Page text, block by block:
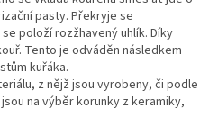
i
e
p
r
v
k
n
e
pasty. Překryje se
položí rozžhavený uhlík. Díky
Tento je odváděn následkem
kuřáka.
z nějž jsou vyrobeny, či podle
na výběr korunky z keramiky,